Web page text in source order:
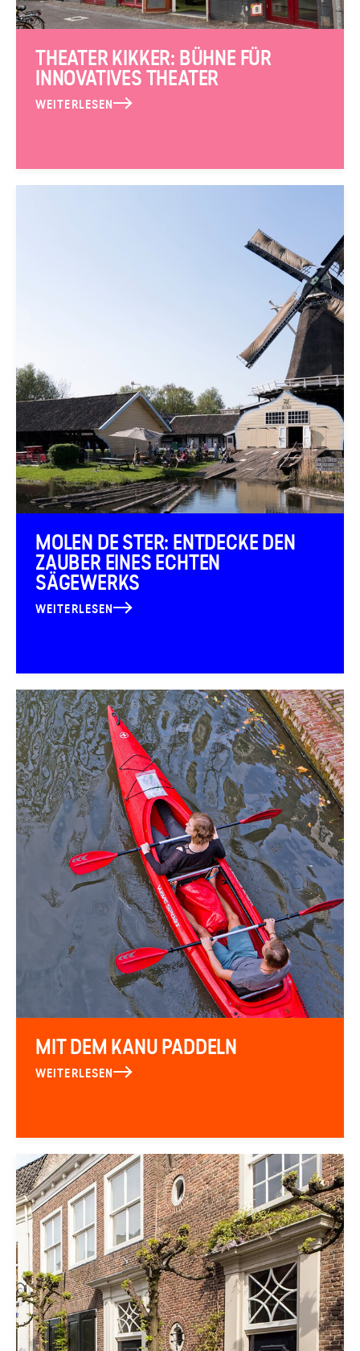
THEATER KIKKER: BÜHNE FÜR
INNOVATIVES THEATER
WEITERLESEN
MOLEN DE STER: ENTDECKE DEN
ZAUBER EINES ECHTEN
SÄGEWERKS
WEITERLESEN
MIT DEM KANU PADDELN
WEITERLESEN